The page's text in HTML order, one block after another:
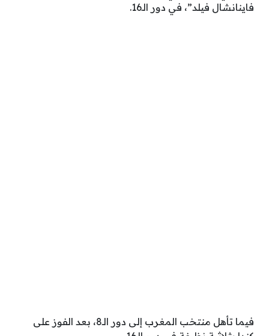
فاينانشال فيلد”، في دور الـ16.
فيما تأهل منتخب المغرب إلى دور الـ8، بعد الفوز على